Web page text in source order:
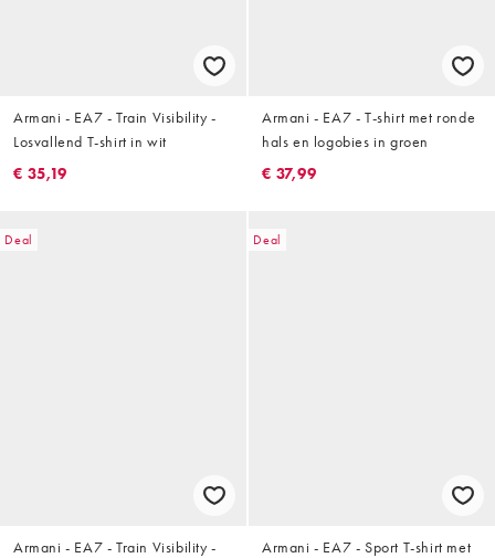
Armani - EA7 - Train Visibility -
Losvallend T-shirt in wit
€ 35,19
Armani - EA7 - T-shirt met ronde
hals en logobies in groen
€ 37,99
Deal
Armani - EA7 - Train Visibility -
Deal
Armani - EA7 - Sport T-shirt met